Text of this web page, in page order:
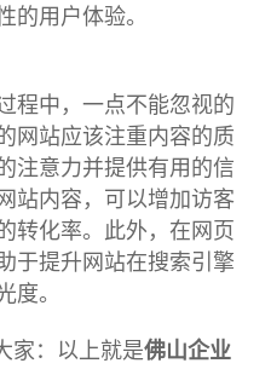
的用户体验。
程中，一点不能忽视的
网站应该注重内容的质
注意力并提供有用的信
站内容，可以增加访客
转化率。此外，在网页
于提升网站在搜索引擎
度。
家：以上就是佛山企业